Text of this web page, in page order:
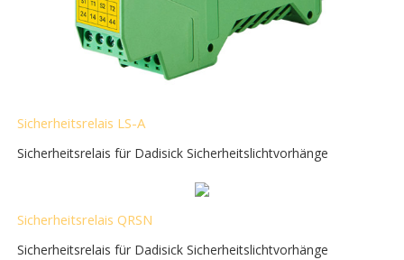
Sicherheitsrelais LS-A
Sicherheitsrelais für Dadisick Sicherheitslichtvorhänge
Sicherheitsrelais QRSN
Sicherheitsrelais für Dadisick Sicherheitslichtvorhänge